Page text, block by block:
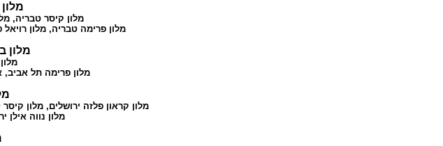
מלון קיסר טבריה,
מלון פרימה טבריה, מלון
מלון
מלון פרימה תל אביב,
מלון קראון פלזה ירושלים, מלון קיסר
מלון נווה אילן